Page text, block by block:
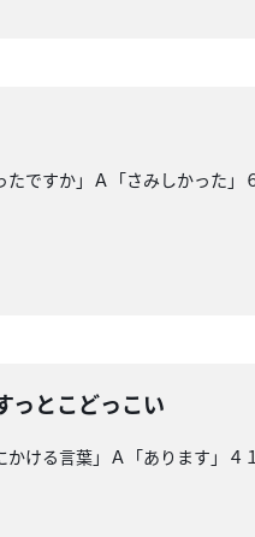
ですか」Ａ「さみしかった
っとこどっこい
ける言葉」Ａ「あります」